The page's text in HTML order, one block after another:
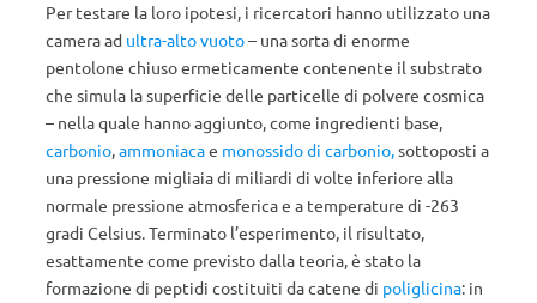
Per testare la loro ipotesi, i ricercatori hanno utilizzato una
camera ad ultra-altovuoto– una sorta di enorme
pentolone chiuso ermeticamente contenente il substrato
che simula la superficie delle particelle di polvere cosmica
– nella quale hanno aggiunto, come ingredienti base,
carbonio,ammoniacae monossido di carbonio,sottoposti a
una pressione migliaia di miliardi di volte inferiore alla
normale pressione atmosferica e a temperature di -263
gradi Celsius. Terminato l’esperimento, il risultato,
esattamente come previsto dalla teoria, è stato la
formazione di peptidi costituiti da catene di poliglicina: in